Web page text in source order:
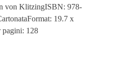
von KlitzingISBN: 978-
19.7 x
pagini: 128